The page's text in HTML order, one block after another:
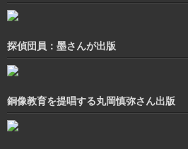
探偵団員：墨さんが出版
銅像教育を提唱する丸岡慎弥さん出版